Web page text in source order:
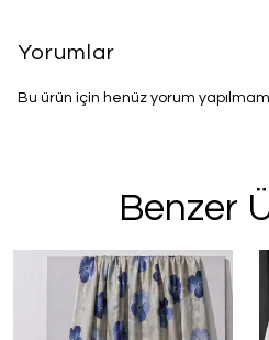
Yorumlar
Bu ürün için henüz yorum
Benzer